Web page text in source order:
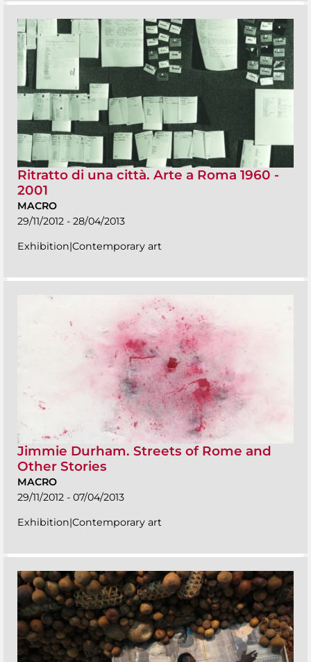
Ritratto di una città. Arte a Roma 1960 -
2001
MACRO
29/11/2012 - 28/04/2013
Exhibition|Contemporary art
Jimmie Durham. Streets of Rome and
Other Stories
MACRO
29/11/2012 - 07/04/2013
Exhibition|Contemporary art